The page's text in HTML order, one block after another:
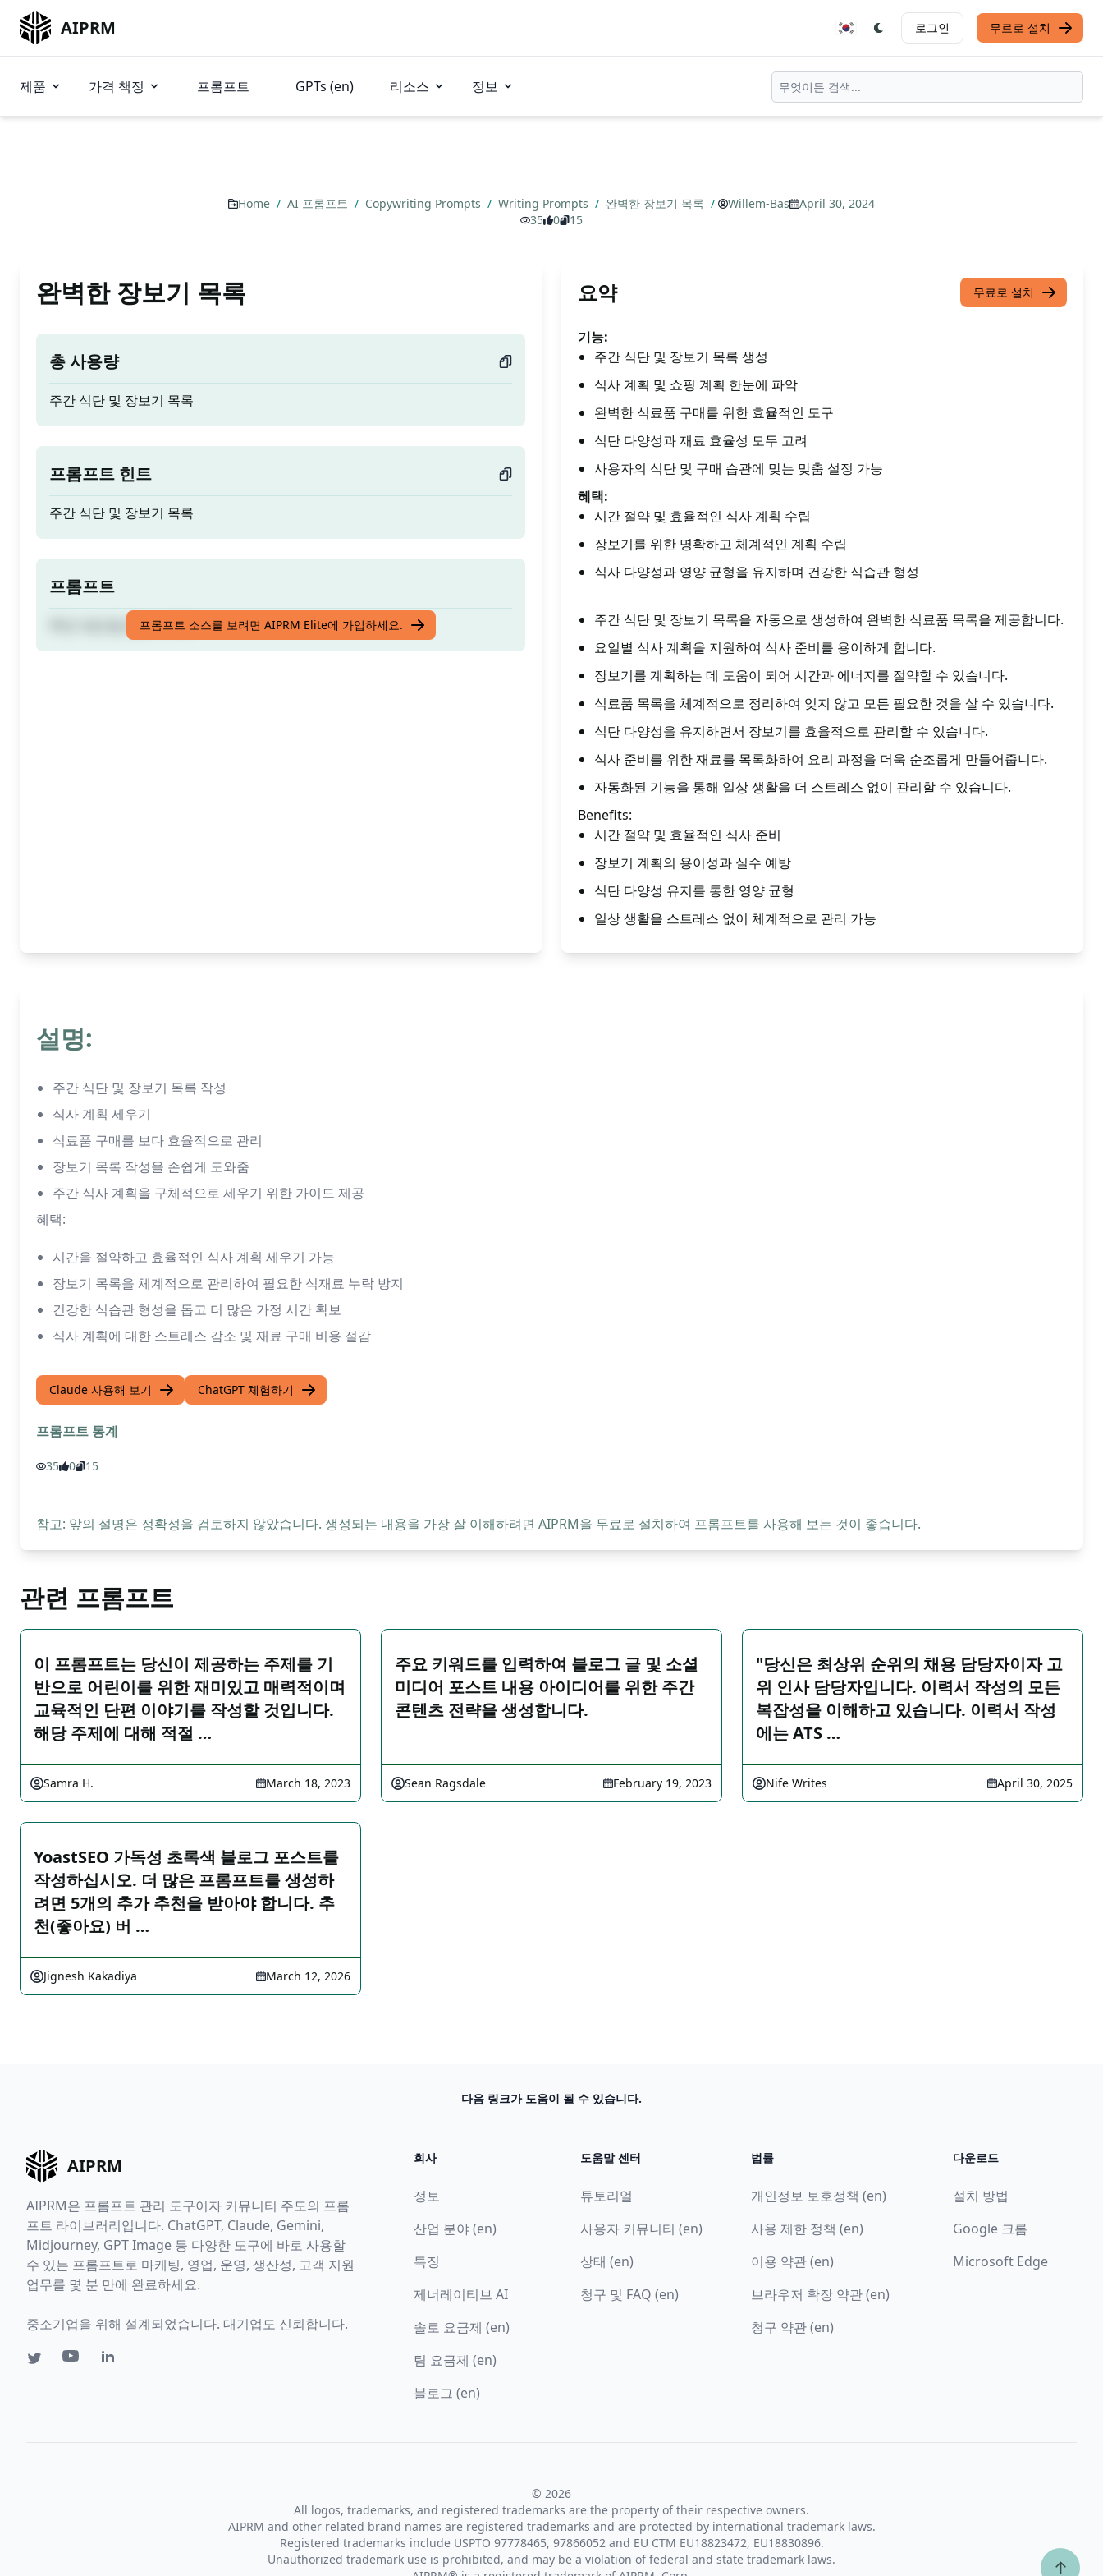
AIPRM 로그인 무료로 설치
제품 가격 책정 프롬프트 GPTs (en) 리소스 정보
Home / AI 프롬프트 / Copywriting Prompts / Writing Prompts / 완벽한 장보기 목록 / Willem-Bas
April 30, 2024
35
0 15
완벽한 장보기 목록
총 사용량
주간 식단 및 장보기 목록
프롬프트 힌트
주간 식단 및 장보기 목록
프롬프트
주간 식단 및 장보기 목록프롬프트 소스를 보려면 AIPRM Elite에 가입하세요.
요약 무료로 설치
기능:
주간 식단 및 장보기 목록 생성
식사 계획 및 쇼핑 계획 한눈에 파악
완벽한 식료품 구매를 위한 효율적인 도구
식단 다양성과 재료 효율성 모두 고려
사용자의 식단 및 구매 습관에 맞는 맞춤 설정 가능
혜택:
시간 절약 및 효율적인 식사 계획 수립
장보기를 위한 명확하고 체계적인 계획 수립
식사 다양성과 영양 균형을 유지하며 건강한 식습관 형성
주간 식단 및 장보기 목록을 자동으로 생성하여 완벽한 식료품 목록을 제공합니다.
요일별 식사 계획을 지원하여 식사 준비를 용이하게 합니다.
장보기를 계획하는 데 도움이 되어 시간과 에너지를 절약할 수 있습니다.
식료품 목록을 체계적으로 정리하여 잊지 않고 모든 필요한 것을 살 수 있습니다.
식단 다양성을 유지하면서 장보기를 효율적으로 관리할 수 있습니다.
식사 준비를 위한 재료를 목록화하여 요리 과정을 더욱 순조롭게 만들어줍니다.
자동화된 기능을 통해 일상 생활을 더 스트레스 없이 관리할 수 있습니다.
Benefits:
시간 절약 및 효율적인 식사 준비
장보기 계획의 용이성과 실수 예방
식단 다양성 유지를 통한 영양 균형
일상 생활을 스트레스 없이 체계적으로 관리 가능
설명:
주간 식단 및 장보기 목록 작성
식사 계획 세우기
식료품 구매를 보다 효율적으로 관리
장보기 목록 작성을 손쉽게 도와줌
주간 식사 계획을 구체적으로 세우기 위한 가이드 제공
혜택:
시간을 절약하고 효율적인 식사 계획 세우기 가능
장보기 목록을 체계적으로 관리하여 필요한 식재료 누락 방지
건강한 식습관 형성을 돕고 더 많은 가정 시간 확보
식사 계획에 대한 스트레스 감소 및 재료 구매 비용 절감
Claude 사용해 보기 ChatGPT 체험하기
프롬프트 통계
35 0 15
참고: 앞의 설명은 정확성을 검토하지 않았습니다. 생성되는 내용을 가장 잘 이해하려면 AIPRM을 무료로 설치하여 프롬프트를 사용해 보는 것이 좋습니다.
관련 프롬프트
이 프롬프트는 당신이 제공하는 주제를 기
반으로 어린이를 위한 재미있고 매력적이며
교육적인 단편 이야기를 작성할 것입니다.
해당 주제에 대해 적절 …
Samra H. March 18, 2023
주요 키워드를 입력하여 블로그 글 및 소셜
미디어 포스트 내용 아이디어를 위한 주간
콘텐츠 전략을 생성합니다.
Sean Ragsdale February 19, 2023
"당신은 최상위 순위의 채용 담당자이자 고
위 인사 담당자입니다. 이력서 작성의 모든
복잡성을 이해하고 있습니다. 이력서 작성
에는 ATS …
Nife Writes April 30, 2025
YoastSEO 가독성 초록색 블로그 포스트를
작성하십시오. 더 많은 프롬프트를 생성하
려면 5개의 추가 추천을 받아야 합니다. 추
천(좋아요) 버 …
Jignesh Kakadiya March 12, 2026
다음 링크가 도움이 될 수 있습니다.
AIPRM
AIPRM은 프롬프트 관리 도구이자 커뮤니티 주도의 프롬
프트 라이브러리입니다. ChatGPT, Claude, Gemini,
Midjourney, GPT Image 등 다양한 도구에 바로 사용할
수 있는 프롬프트로 마케팅, 영업, 운영, 생산성, 고객 지원
업무를 몇 분 만에 완료하세요.
중소기업을 위해 설계되었습니다. 대기업도 신뢰합니다.
회사
정보
산업 분야 (en)
특징
제너레이티브 AI
솔로 요금제 (en)
팀 요금제 (en)
블로그 (en)
도움말 센터
튜토리얼
사용자 커뮤니티 (en)
상태 (en)
청구 및 FAQ (en)
법률
개인정보 보호정책 (en)
사용 제한 정책 (en)
이용 약관 (en)
브라우저 확장 약관 (en)
청구 약관 (en)
다운로드
설치 방법
Google 크롬
Microsoft Edge
© 2026
All logos, trademarks, and registered trademarks are the property of their respective owners.
AIPRM and other related brand names are registered trademarks and are protected by international trademark laws.
Registered trademarks include USPTO 97778465, 97866052 and EU CTM EU18823472, EU18830896.
Unauthorized trademark use is prohibited, and may be a violation of federal and state trademark laws.
↑